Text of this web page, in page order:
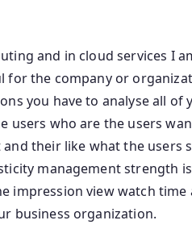
and in cloud services I
for the company or
you have to analyse all
users who are the users
and their like what the
management strength
impression view watch
business organization.